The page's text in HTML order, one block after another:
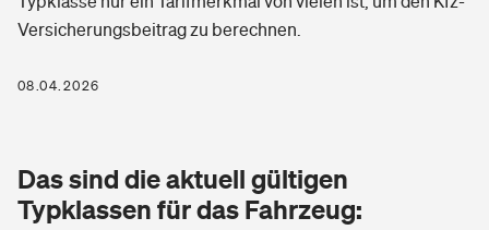
Berufshaftpflichtversicherung
Zur Übersicht
Tools
Elementarversicherung
Glasversicherung
Kinderunfall­ver­si­che­rung
Gesundheit
Private Krankenversicherung
Dread-Disease-Versicherung
Versicherungsbeitrag zu berechnen.
08.04.2026
Das sind die aktuell gültigen
Typklassen für das Fahrzeug: